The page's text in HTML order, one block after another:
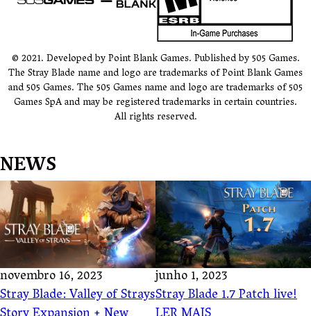
© 2021. Developed by Point Blank Games. Published by 505 Games.
The Stray Blade name and logo are trademarks of Point Blank Games
and 505 Games. The 505 Games name and logo are trademarks of 505
Games SpA and may be registered trademarks in certain countries.
All rights reserved.
NEWS
novembro 16, 2023
Stray Blade: Valley of Strays
junho 1, 2023
Stray Blade 1.7 Patch live!